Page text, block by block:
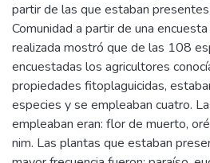
partir de las que estaban
Comunidad a partir de una
realizada mostró que de las 108
encuestadas los agricultores
propiedades fitoplaguicidas,
especies y se empleaban cuatro.
empleaban eran: flor de muerto,
nim. Las plantas que estaban